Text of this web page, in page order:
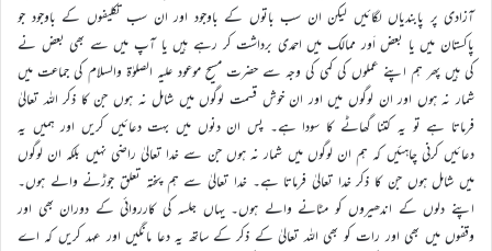
آزادی پر پابندیاں لگائیں لیکن ان سب باتوں کے باوجود اور ان سب تکلیفوں کے باوجود جو
پاکستان میں یا بعض اَور ممالک میں احمدی برداشت کر رہے ہیں یا آپ میں سے بھی بعض نے
کی ہیں پھر ہم اپنے عملوں کی کمی کی وجہ سے حضرت مسیح موعود علیہ الصلوٰة والسلام کی جماعت میں
شمار نہ ہوں اور ان لوگوں میں اور ان خوش قسمت لوگوں میں شامل نہ ہوں جن کا ذکر اللہ تعالیٰ
فرماتا ہے تو یہ کتنا گھاٹے کا سودا ہے۔ پس ان دنوں میں بہت دعائیں کریں اور ہمیں یہ
دعائیں کرنی چاہئیں کہ ہم ان لوگوں میں شمار نہ ہوں جن سے خدا تعالیٰ راضی نہیں بلکہ ان لوگوں
میں شامل ہوں جن کا ذکر خدا تعالیٰ فرماتا ہے۔ خدا تعالیٰ سے ہم پختہ تعلق جوڑنے والے ہوں۔
اپنے دلوں کے اندھیروں کو مٹانے والے ہوں۔ یہاں جلسہ کی کارروائی کے دوران بھی اور
وقفوں میں بھی اور رات کو بھی اللہ تعالیٰ کے ذکر کے ساتھ یہ دعا مانگیں اور عہد کریں کہ اے